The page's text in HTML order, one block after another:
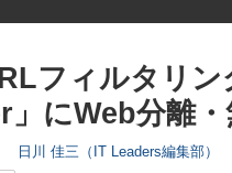
フィルタリ
にWeb分離
日川 佳三（IT Leaders編集部）